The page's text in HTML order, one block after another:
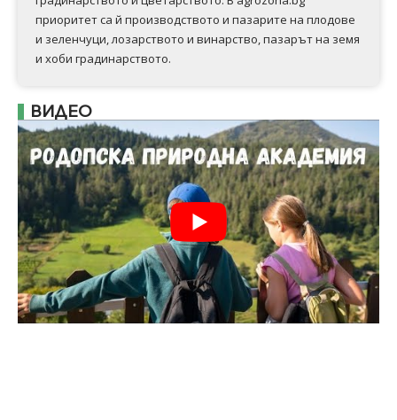
приоритет са й производството и пазарите на плодове
и зеленчуци, лозарството и винарство, пазарът на земя
и хоби градинарството.
ВИДЕО